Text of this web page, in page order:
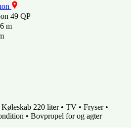
49 QP
m
220 liter • TV • Fryser •
• Bovpropel for og agter